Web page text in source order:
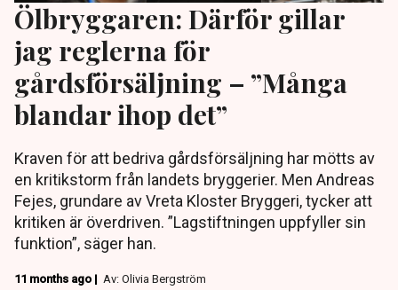
Ölbryggaren: Därför gillar
jag reglerna för
gårdsförsäljning – ”Många
blandar ihop det”
Kraven för att bedriva gårdsförsäljning har mötts av
en kritikstorm från landets bryggerier. Men Andreas
Fejes, grundare av Vreta Kloster Bryggeri, tycker att
kritiken är överdriven. ”Lagstiftningen uppfyller sin
funktion”, säger han.
11 months ago | Av: Olivia Bergström